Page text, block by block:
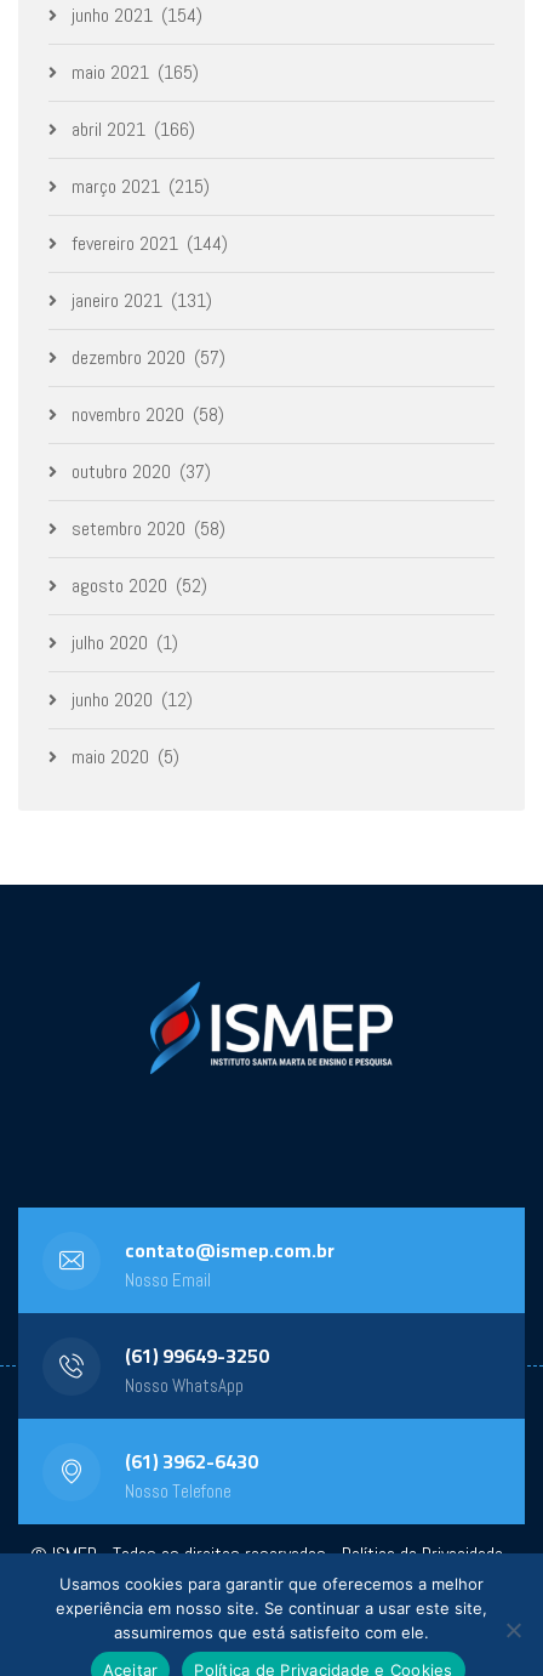
junho 2021 (154)
maio 2021 (165)
abril 2021 (166)
março 2021 (215)
fevereiro 2021 (144)
janeiro 2021 (131)
dezembro 2020 (57)
novembro 2020 (58)
outubro 2020 (37)
setembro 2020 (58)
agosto 2020 (52)
julho 2020 (1)
junho 2020 (12)
maio 2020 (5)
contato@ismep.com.br
Nosso Email
(61) 99649-3250
Nosso WhatsApp
(61) 3962-6430
Nosso Telefone
© ISMEP - Todos os direitos reservados -Política de Privacidade-
Powered by:General Design
Usamos cookies para garantir que oferecemos a melhor
experiência em nosso site. Se continuar a usar este site,
assumiremos que está satisfeito com ele.
Aceitar
Política de Privacidade e Cookies